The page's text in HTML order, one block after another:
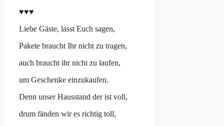
♥♥♥
Liebe Gäste, lasst Euch sagen,
Pakete braucht Ihr nicht zu tragen,
auch braucht ihr nicht zu laufen,
um Geschenke einzukaufen.
Denn unser Hausstand der ist voll,
drum fänden wir es richtig toll,